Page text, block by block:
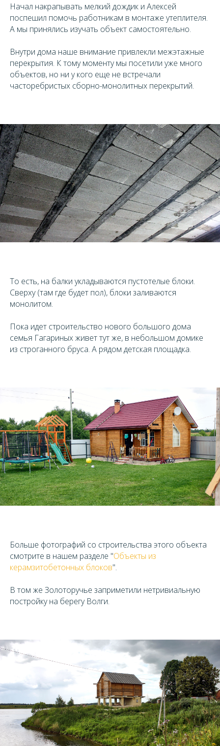
Начал накрапывать мелкий дождик и Алексей
поспешил помочь работникам в монтаже утеплителя.
А мы принялись изучать объект самостоятельно.
Внутри дома наше внимание привлекли межэтажные
перекрытия. К тому моменту мы посетили уже много
объектов, но ни у кого еще не встречали
часторебристых сборно-монолитных перекрытий.
То есть, на балки укладываются пустотелые блоки.
Сверху (там где будет пол), блоки заливаются
монолитом.
Пока идет строительство нового большого дома
семья Гагариных живет тут же, в небольшом домике
из строганного бруса. А рядом детская площадка.
Больше фотографий со строительства этого объекта
смотрите в нашем разделе "Объекты из
керамзитобетонных блоков".
В том же Золоторучье заприметили нетривиальную
постройку на берегу Волги.